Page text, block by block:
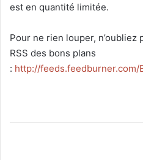
est en quantité limitée.
Pour ne rien louper, n’oubliez
RSS des bons plans
: http://feeds.feedburner.com/